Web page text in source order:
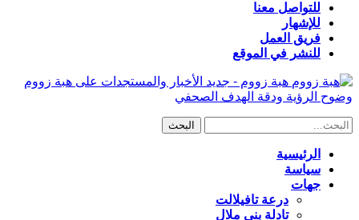
للتواصل معنا
للإشهار
فريق العمل
للنشر في الموقع
هبة زووم - جديد الأخبار والمستجدات على هبة زووم
وضوح الرؤية ودقة الهدف الصحفي
الرئيسية
سياسة
جهات
درعة تافيلالت
تادلة بني ملال